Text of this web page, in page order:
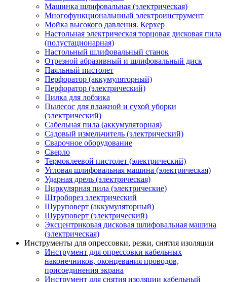
Машинка шлифовальная (электрическая)
Многофункциональниый электроинструмент
Мойка высокого давления. Керхер
Настольная электрическая торцовая дисковая пила
(полустационарная)
Настольный шлифовальный станок
Отрезной абразивный и шлифовальный диск
Паяльный пистолет
Перфоратор (аккумуляторный)
Перфоратор (электрический)
Пилка для лобзика
Пылесос для влажной и сухой уборки
(электрический)
Сабельная пила (аккумуляторная)
Садовый измельчитель (электрический)
Сварочное оборудование
Сверло
Термоклеевой пистолет (электрический)
Угловая шлифовальная машина (электрическая)
Ударная дрель (электрическая)
Циркулярная пила (электрические)
Штроборез электрический
Шуруповерт (аккумуляторный)
Шуруповерт (электрический)
Эксцентриковая дисковая шлифовальная машина
(электрическая)
Инструменты для опрессовки, резки, снятия изоляции
Инструмент для опрессовки кабельных
наконечников, оконцевания проводов,
присоединения экрана
Инструмент для снятия изоляции кабельный